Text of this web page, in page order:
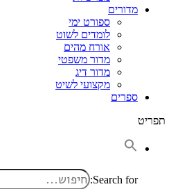
מדורים
ספורט ימי
לומדים לשוט
אורח מהים
מדור משפטי
מדור דיג
מקצועי לשיט
ספרים
תפריט
Search for: